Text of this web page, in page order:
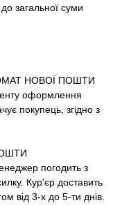
загальної суми
НОВОЇ ПОШТИ
оформлення
покупець, згідно з
погодить з
Кур'єр доставить
від 3-х до 5-ти днів.